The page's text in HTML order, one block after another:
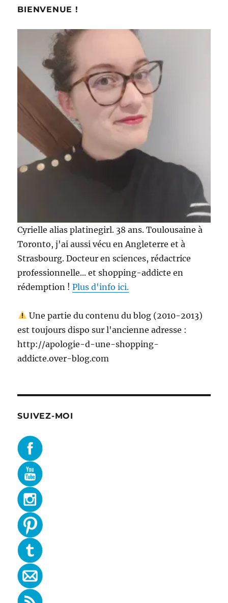
BIENVENUE !
Cyrielle alias platinegirl. 38 ans. Toulousaine à
Toronto, j'ai aussi vécu en Angleterre et à
Strasbourg. Docteur en sciences, rédactrice
professionnelle... et shopping-addicte en
rédemption !Plus d'info ici.
Une partie du contenu du blog (2010-2013)
est toujours dispo sur l'ancienne adresse :
http://apologie-d-une-shopping-
addicte.over-blog.com
SUIVEZ-MOI